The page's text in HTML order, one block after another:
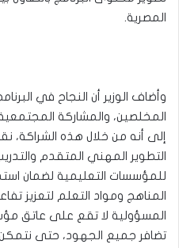
المصرية.
وأضاف الوزير أن النجاح في
المخلصين، والمشاركة
إلى أنه من خلال هذه الشراكة،
التطوير المهني المتقدم
للمؤسسات التعليمية لضمان
المناهج ومواد التعلم لتعزيز
المسؤولية لا تقع على عاتق
تضافر جميع الجهود، حتى